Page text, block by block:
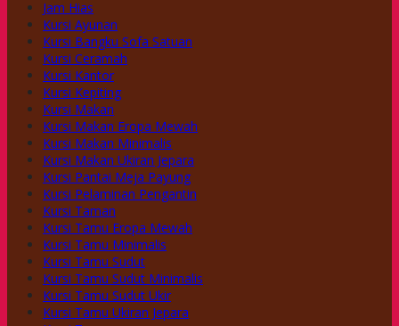
Jam Hias
Kursi Ayunan
Kursi Bangku Sofa Satuan
Kursi Ceramah
Kursi Kantor
Kursi Kepiting
Kursi Makan
Kursi Makan Eropa Mewah
Kursi Makan Minimalis
Kursi Makan Ukiran Jepara
Kursi Pantai Meja Payung
Kursi Pelaminan Pengantin
Kursi Taman
Kursi Tamu Eropa Mewah
Kursi Tamu Minimalis
Kursi Tamu Sudut
Kursi Tamu Sudut Minimalis
Kursi Tamu Sudut Ukir
Kursi Tamu Ukiran Jepara